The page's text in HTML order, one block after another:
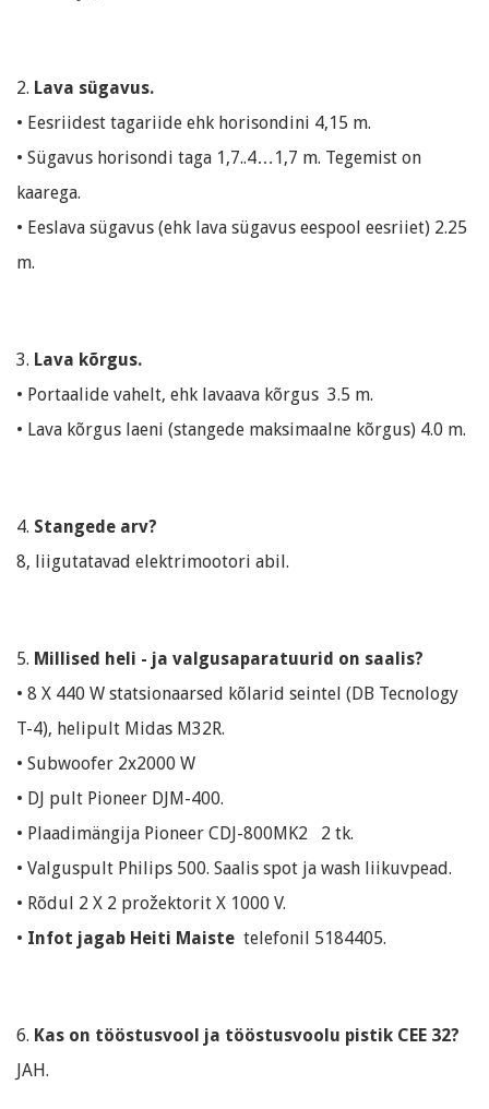
2. Lava sügavus.
• Eesriidest tagariide ehk horisondini 4,15 m.
• Sügavus horisondi taga 1,7..4…1,7 m. Tegemist on
kaarega.
• Eeslava sügavus (ehk lava sügavus eespool eesriiet) 2.25
m.
3. Lava kõrgus.
• Portaalide vahelt, ehk lavaava kõrgus 3.5 m.
• Lava kõrgus laeni (stangede maksimaalne kõrgus) 4.0 m.
4. Stangede arv?
8, liigutatavad elektrimootori abil.
5. Millised heli - ja valgusaparatuurid on saalis?
• 8 X 440 W statsionaarsed kõlarid seintel (DB Tecnology
T-4), helipult Midas M32R.
• Subwoofer 2x2000 W
• DJ pult Pioneer DJM-400.
• Plaadimängija Pioneer CDJ-800MK2 2 tk.
• Valguspult Philips 500. Saalis spot ja wash liikuvpead.
• Rõdul 2 X 2 prožektorit X 1000 V.
• Infot jagab Heiti Maiste telefonil 5184405.
6. Kas on tööstusvool ja tööstusvoolu pistik CEE 32?
JAH.